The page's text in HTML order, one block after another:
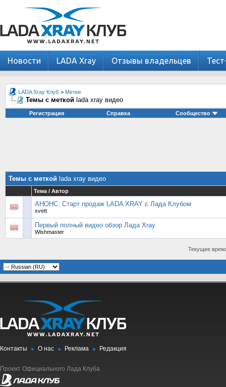
Новости LADA Xray Отзывы владельцев
LADA Xray Клуб > Метки
Темы с меткой lada xray видео
Регистрация Справка Сообщество
Темы с меткой lada xray видео
Тема / Автор
АНОНС: Старт продаж LADA XRAY с Лада Клубом
svett
Первый полный видео обзор Лада Xray
Wishmaster
Текущее
Контакты О нас Реклама Редакция
Проект Официального Лада Клуба